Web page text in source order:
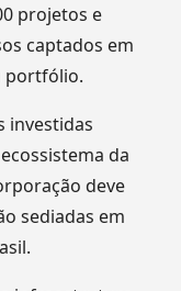
projetos e
captados em
portfólio.
investidas
da
deve
sediadas em